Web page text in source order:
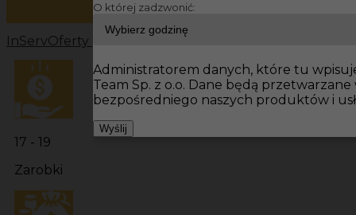
InServOferty pracy Prace wykończeniowe Niemcy
17 - 19
Zarobki
O której zadzwonić:
Administratorem danych, które tu
Team Sp. z o.o. Dane będą
bezpośredniego naszych produktów i
Wyślij